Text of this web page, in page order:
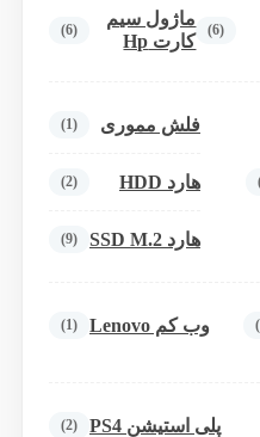
(6)
ماژول سیم
کارت Hp
(6)
فلش مموری (1)
هارد HDD (2)
هارد SSD M.2 (9)
وب کم Lenovo (1)
پلی استیشن PS4 (2)